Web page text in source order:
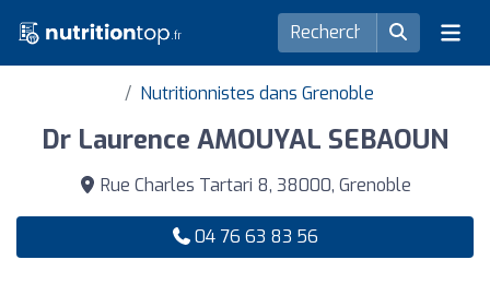
Nutritionnistes dans Grenoble
Dr Laurence AMOUYAL SEBAOUN
Rue Charles Tartari 8, 38000, Grenoble
04 76 63 83 56